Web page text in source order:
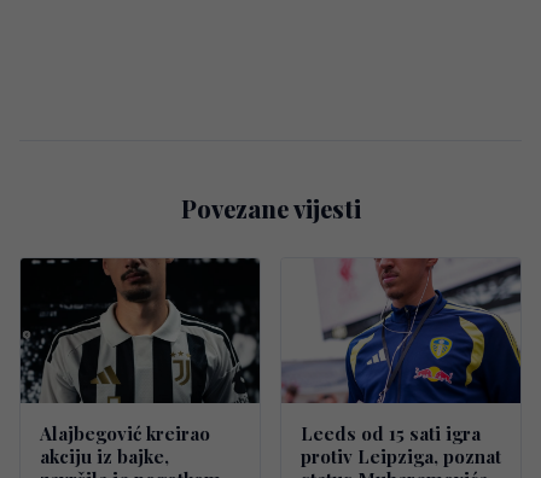
Povezane vijesti
Alajbegović kreirao
akciju iz bajke,
Leeds od 15 sati igra
protiv Leipziga, poznat